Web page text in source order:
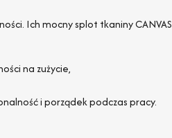
Ich mocny splot tkaniny
na zużycie,
i porządek podczas pracy.